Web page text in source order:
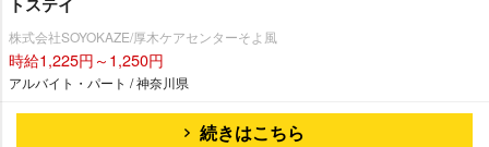
株式会社SOYOKAZE/厚木ケアセンターそよ風
時給1,225円～1,250円
アルバイト・パート / 神奈川県
続きはこちら